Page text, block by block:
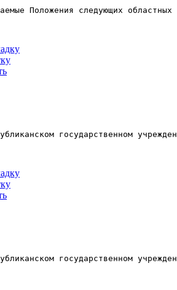
Положения следующих
государственном
государственном